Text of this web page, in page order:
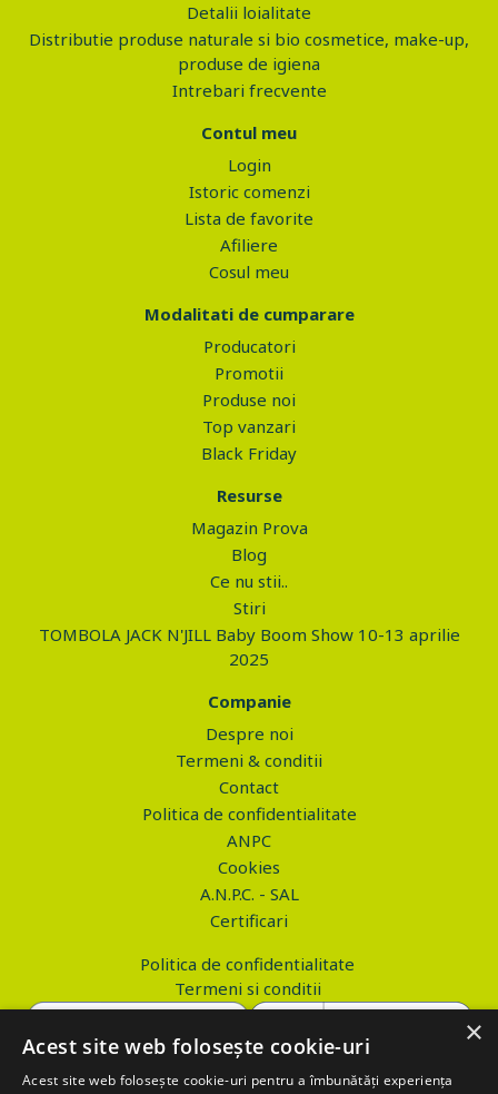
Detalii loialitate
Distributie produse naturale si bio cosmetice, make-up,
produse de igiena
Intrebari frecvente
Contul meu
Login
Istoric comenzi
Lista de favorite
Afiliere
Cosul meu
Modalitati de cumparare
Producatori
Promotii
Produse noi
Top vanzari
Black Friday
Resurse
Magazin Prova
Blog
Ce nu stii..
Stiri
TOMBOLA JACK N'JILL Baby Boom Show 10-13 aprilie
2025
Companie
Despre noi
Termeni & conditii
Contact
Politica de confidentialitate
ANPC
Cookies
A.N.P.C. - SAL
Certificari
Politica de confidentialitate
Termeni si conditii
×
Acest site web folosește cookie-uri
Acest site web folosește cookie-uri pentru a îmbunătăți experiența